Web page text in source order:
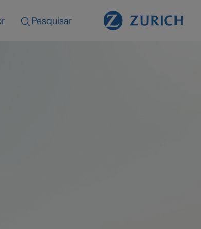
Pesquisar